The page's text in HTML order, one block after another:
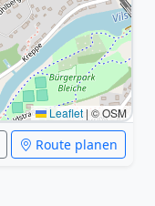
Leaflet |© OSM
Route planen